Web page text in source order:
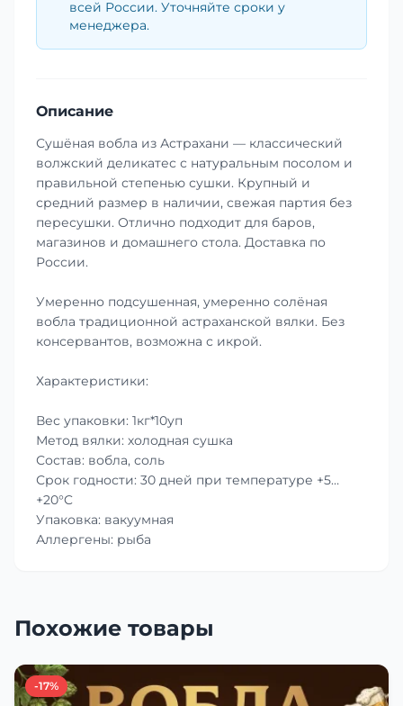
всей России. Уточняйте сроки у
менеджера.
Описание
Сушёная вобла из Астрахани — классический
волжский деликатес с натуральным посолом и
правильной степенью сушки. Крупный и
средний размер в наличии, свежая партия без
пересушки. Отлично подходит для баров,
магазинов и домашнего стола. Доставка по
России.
Умеренно подсушенная, умеренно солёная
вобла традиционной астраханской вялки. Без
консервантов, возможна с икрой.
Характеристики:
Вес упаковки: 1кг*10уп
Метод вялки: холодная сушка
Состав: вобла, соль
Срок годности: 30 дней при температуре +5…
+20°C
Упаковка: вакуумная
Аллергены: рыба
Похожие товары
-17%